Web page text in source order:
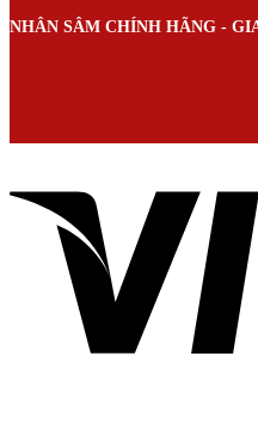
NHÂN SÂM CHÍNH HÃNG -